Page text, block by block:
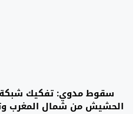
الحشيش من شمال المغرب